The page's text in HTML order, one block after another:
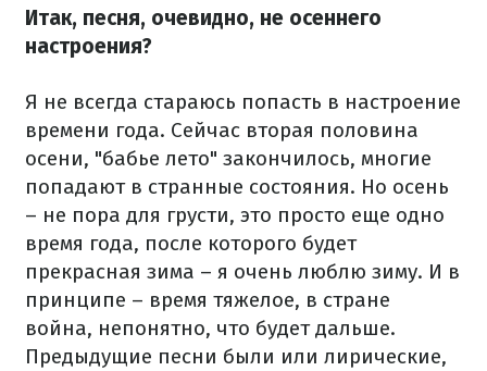
Итак, песня, очевидно, не осеннего
настроения?
Я не всегда стараюсь попасть в настроение
времени года. Сейчас вторая половина
осени, "бабье лето" закончилось, многие
попадают в странные состояния. Но осень
– не пора для грусти, это просто еще одно
время года, после которого будет
прекрасная зима – я очень люблю зиму. И в
принципе – время тяжелое, в стране
война, непонятно, что будет дальше.
Предыдущие песни были или лирические,